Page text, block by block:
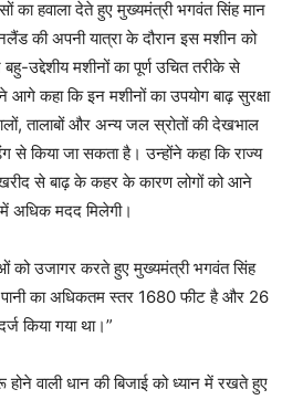
का हवाला देते हुए मुख्यमंत्री भगवंत सिंह मान
की अपनी यात्रा के दौरान इस मशीन को
उद्देशीय मशीनों का पूर्ण उचित तरीके से
आगे कहा कि इन मशीनों का उपयोग बाढ़ सुरक्षा
तालाबों और अन्य जल स्रोतों की देखभाल
से किया जा सकता है। उन्होंने कहा कि राज्य
खरीद से बाढ़ के कहर के कारण लोगों को आने
अधिक मदद मिलेगी।
को उजागर करते हुए मुख्यमंत्री भगवंत सिंह
का अधिकतम स्तर 1680 फीट है और 26
किया गया था।”
वाली धान की बिजाई को ध्यान में रखते हुए